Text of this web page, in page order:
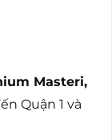
Masteri,
Quận 1 và